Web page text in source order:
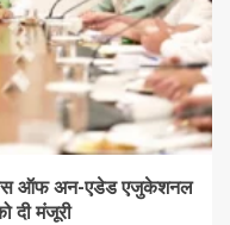
ऑफ अन-एडेड एजुकेशनल
दी मंजूरी